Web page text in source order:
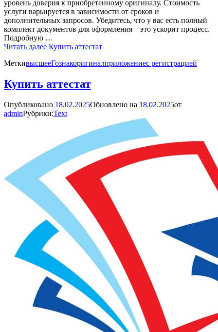
уровень доверия к приобретенному оригиналу. Стоимость
услуги варьируется в зависимости от сроков и
дополнительных запросов. Убедитесь, что у вас есть полный
комплект документов для оформления – это ускорит процесс.
Подробную …
Читать далее Купить аттестат
МеткивысшееГознакоригиналприложениес регистрацией
Купить аттестат
Опубликовано 18.02.2025Обновлено на 18.02.2025от
adminРубрики:Text